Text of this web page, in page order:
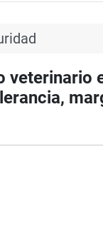
veterinario